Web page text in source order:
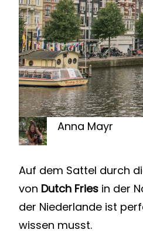
Anna Mayr
Auf dem Sattel durch
von Dutch Fries in der
der Niederlande ist
wissen musst.